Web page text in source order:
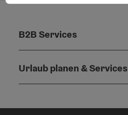
B2B Services
Urlaub planen & Services